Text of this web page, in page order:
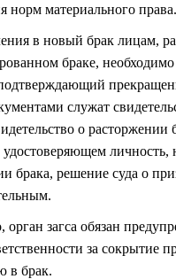
норм материального права.
в новый брак лицам,
браке,
служат
о расторжении
удостоверяющем личность,
брака, решение суда о
орган загса обязан
за сокрытие
в брак.